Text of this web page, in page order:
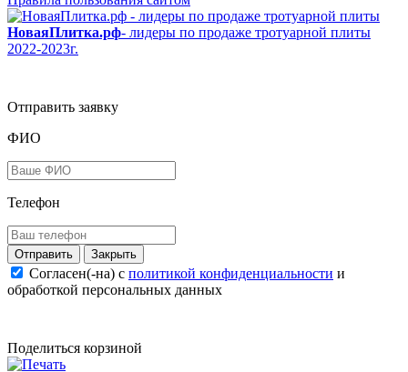
НоваяПлитка.рф- лидеры по продаже тротуарной плиты
2022-2023г.
Отправить заявку
ФИО
Телефон
Закрыть
Согласен(-на) c политикой конфиденциальности и
обработкой персональных данных
Поделиться корзиной